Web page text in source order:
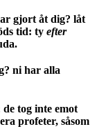
gjort åt dig? låt
tid: ty efter
ni har alla
tog inte emot
profeter, såsom